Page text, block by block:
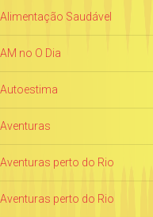
Alimentação Saudável
AM no O Dia
Autoestima
Aventuras
Aventuras perto do Rio
Aventuras perto do Rio